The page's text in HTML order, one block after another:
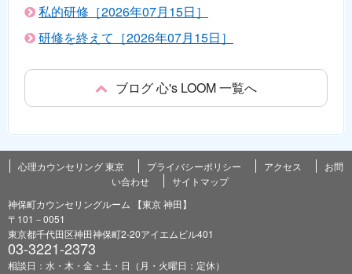
私的研修［2026年07月15日］
研修を終えて［2026年07月15日］
ブログ 心's LOOM 一覧へ
心理カウンセリング 東京 プライバシーポリシー アクセス
お問
い合わせ
サイトマップ
神保町カウンセリングルーム 【東京 神田】
〒101－0051
東京都千代田区神田神保町2-20アイエムビル401
03-3221-2373
相談日：水・木・金・土・日（月・火曜日：定休）